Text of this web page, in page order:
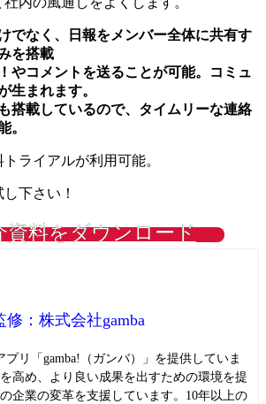
でなく、日報をメンバー全体に共有す
を搭載
やコメントを送ることが可能。コミュ
生まれます。
搭載しているので、タイムリーな連絡
。
ライアルが利用可能。
下さい！
資料をダウンロード
修：株式会社gamba
プリ「gamba!（ガンバ）」を提供していま
高め、より良い成果を出すための環境を提
企業の変革を支援しています。10年以上の